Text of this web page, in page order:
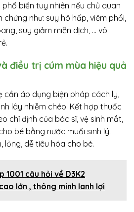
biến tuy nhiên nếu chủ quan
chứng như: suy hô hấp, viêm phổi,
suy giảm miễn dịch, … vô
điều trị cúm mùa hiệu quả
cần áp dụng biện pháp cách ly,
lây nhiễm chéo. Kết hợp thuốc
chỉ định của bác sĩ, vệ sinh mắt,
bé bằng nước muối sinh lý.
lỏng, dễ tiêu hóa cho bé.
1001 câu hỏi về D3K2
lớn , thông minh lanh lợi